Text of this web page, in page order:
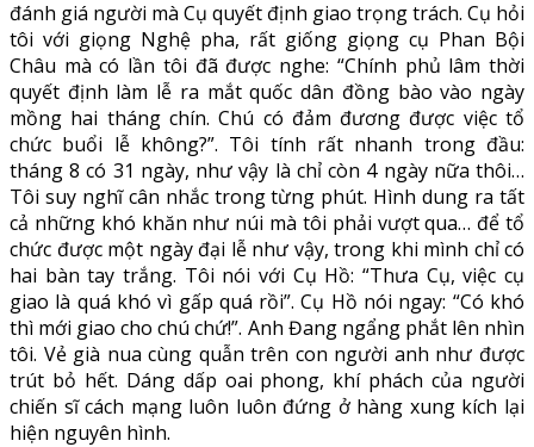
đánh giá người mà Cụ quyết định giao trọng trách. Cụ hỏi
tôi với giọng Nghệ pha, rất giống giọng cụ Phan Bội
Châu mà có lần tôi đã được nghe: “Chính phủ lâm thời
quyết định làm lễ ra mắt quốc dân đồng bào vào ngày
mồng hai tháng chín. Chú có đảm đương được việc tổ
chức buổi lễ không?”. Tôi tính rất nhanh trong đầu:
tháng 8 có 31 ngày, như vậy là chỉ còn 4 ngày nữa thôi…
Tôi suy nghĩ cân nhắc trong từng phút. Hình dung ra tất
cả những khó khăn như núi mà tôi phải vượt qua… để tổ
chức được một ngày đại lễ như vậy, trong khi mình chỉ có
hai bàn tay trắng. Tôi nói với Cụ Hồ: “Thưa Cụ, việc cụ
giao là quá khó vì gấp quá rồi”. Cụ Hồ nói ngay: “Có khó
thì mới giao cho chú chứ!”. Anh Đang ngẩng phắt lên nhìn
tôi. Vẻ già nua cùng quẫn trên con người anh như được
trút bỏ hết. Dáng dấp oai phong, khí phách của người
chiến sĩ cách mạng luôn luôn đứng ở hàng xung kích lại
hiện nguyên hình.